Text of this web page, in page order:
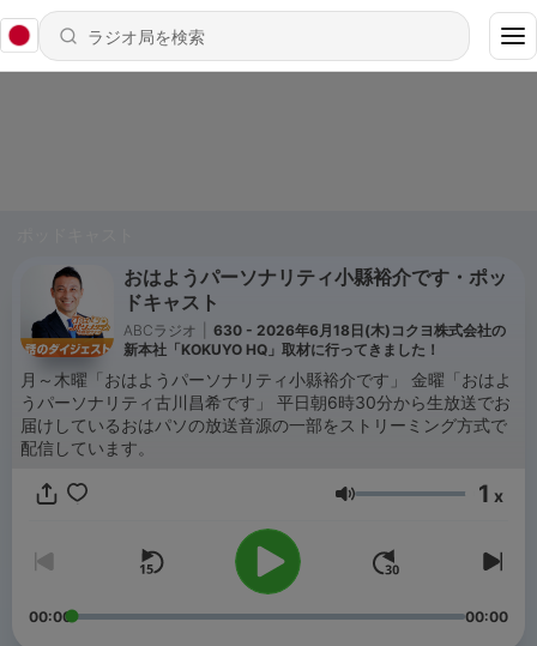
おはようパーソナリティ小縣裕介です・ポッ
ドキャスト
ABCラジオ
630 - 2026年6月18日(木)コクヨ株式会社の
新本社「KOKUYO HQ」取材に行ってきました！
月～木曜「おはようパーソナリティ小縣裕介です」 金曜「おはよ
うパーソナリティ古川昌希です」 平日朝6時30分から生放送でお
届けしているおはパソの放送音源の一部をストリーミング方式で
配信しています。
音量 1 x
00:00 00:00